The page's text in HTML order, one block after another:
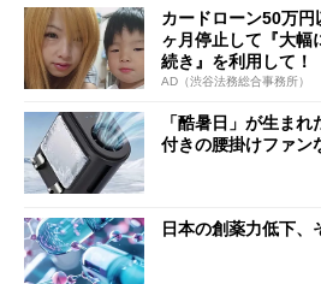
カードローン50万
ヶ月停止して『大幅
続き』を利用して！
AD（渋谷法務総合事務所）
「酷暑日」が生ま
付きの腰掛けファン
日本の創薬力低下、